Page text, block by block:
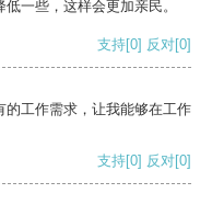
一些，这样会更加亲民。
支持[0] 反对[0]
的工作需求，让我能够在工作
支持[0] 反对[0]